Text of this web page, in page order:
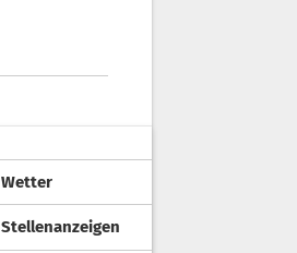
Wetter
Stellenanzeigen